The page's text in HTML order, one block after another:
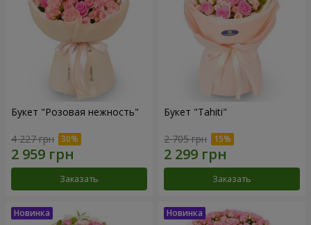
Букет "Розовая нежность"
4 227 грн
Заказать
Букет "Tahiti"
2 705 грн
Заказать